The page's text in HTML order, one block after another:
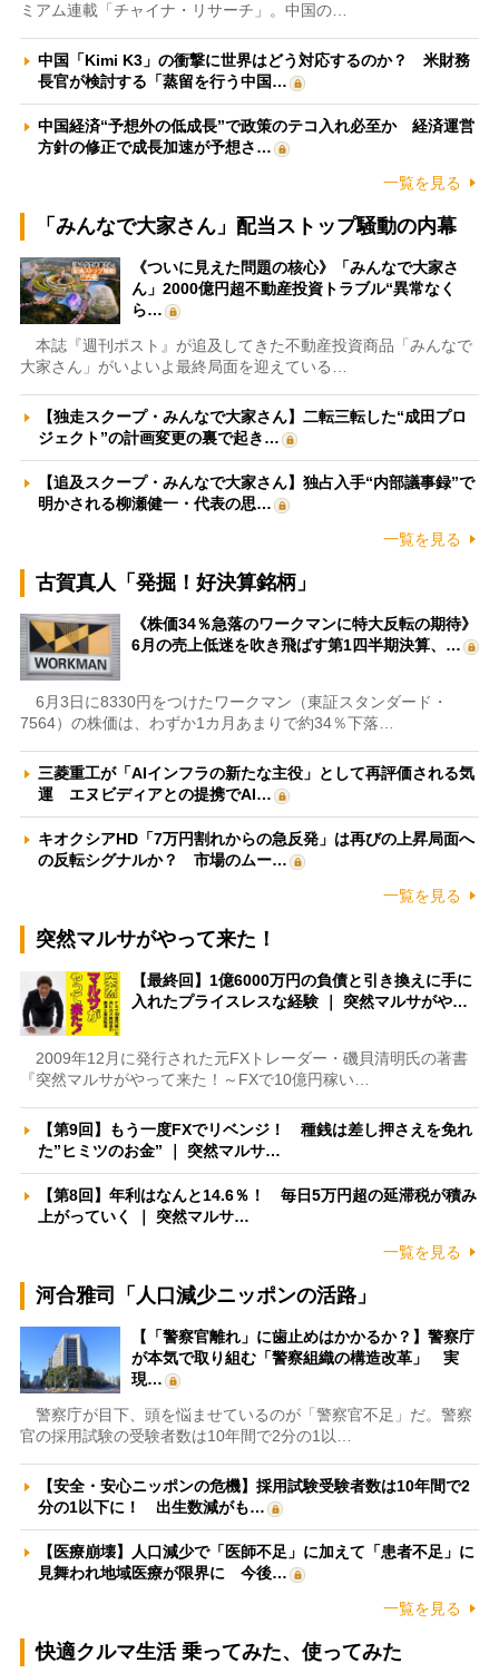
ミアム連載「チャイナ・リサーチ」。中国の…
中国「Kimi K3」の衝撃に世界はどう対応するのか？ 米財務
長官が検討する「蒸留を行う中国…
中国経済“予想外の低成長”で政策のテコ入れ必至か 経済運営
方針の修正で成長加速が予想さ…
一覧を見る
「みんなで大家さん」配当ストップ騒動の内幕
《ついに見えた問題の核心》「みんなで大家さ
ん」2000億円超不動産投資トラブル“異常なく
ら…
本誌『週刊ポスト』が追及してきた不動産投資商品「みんなで
大家さん」がいよいよ最終局面を迎えている…
【独走スクープ・みんなで大家さん】二転三転した“成田プロ
ジェクト”の計画変更の裏で起き…
【追及スクープ・みんなで大家さん】独占入手“内部議事録”で
明かされる柳瀬健一・代表の思…
一覧を見る
古賀真人「発掘！好決算銘柄」
《株価34％急落のワークマンに特大反転の期待》
6月の売上低迷を吹き飛ばす第1四半期決算、…
6月3日に8330円をつけたワークマン（東証スタンダード・
7564）の株価は、わずか1カ月あまりで約34％下落…
三菱重工が「AIインフラの新たな主役」として再評価される気
運 エヌビディアとの提携でAI…
キオクシアHD「7万円割れからの急反発」は再びの上昇局面へ
の反転シグナルか？ 市場のムー…
一覧を見る
突然マルサがやって来た！
【最終回】1億6000万円の負債と引き換えに手に
入れたプライスレスな経験 ｜ 突然マルサがや…
2009年12月に発行された元FXトレーダー・磯貝清明氏の著書
『突然マルサがやって来た！～FXで10億円稼い…
【第9回】もう一度FXでリベンジ！ 種銭は差し押さえを免れ
た”ヒミツのお金” ｜ 突然マルサ…
【第8回】年利はなんと14.6％！ 毎日5万円超の延滞税が積み
上がっていく ｜ 突然マルサ…
一覧を見る
河合雅司「人口減少ニッポンの活路」
【「警察官離れ」に歯止めはかかるか？】警察庁
が本気で取り組む「警察組織の構造改革」 実
現…
警察庁が目下、頭を悩ませているのが「警察官不足」だ。警察
官の採用試験の受験者数は10年間で2分の1以…
【安全・安心ニッポンの危機】採用試験受験者数は10年間で2
分の1以下に！ 出生数減がも…
【医療崩壊】人口減少で「医師不足」に加えて「患者不足」に
見舞われ地域医療が限界に 今後…
一覧を見る
快適クルマ生活 乗ってみた、使ってみた